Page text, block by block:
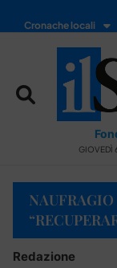
Cronache locali
GIOVEDÌ
Redazione